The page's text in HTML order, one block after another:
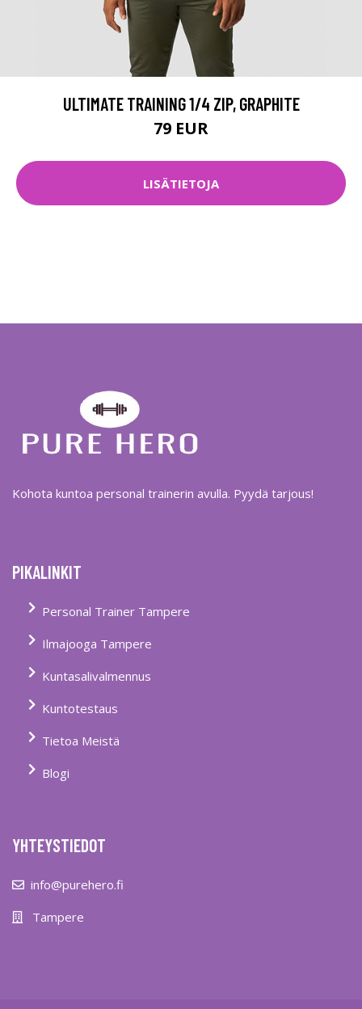
ULTIMATE TRAINING 1/4 ZIP, GRAPHITE
79 EUR
LISÄTIETOJA
Kohota kuntoa personal trainerin avulla. Pyydä tarjous!
PIKALINKIT
Personal Trainer Tampere
Ilmajooga Tampere
Kuntasalivalmennus
Kuntotestaus
Tietoa Meistä
Blogi
YHTEYSTIEDOT
info@purehero.fi
Tampere